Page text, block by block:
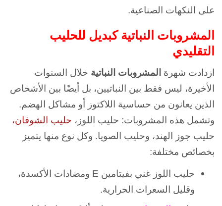
على النكهات الصناعية.
المشروبات النباتية كبديل للحليب
التقليدي
ازدادت شهرة المشروبات النباتية خلال السنوات
الأخيرة، ليس فقط بين النباتيين، بل أيضًا بين الأشخاص
الذين يعانون من حساسية اللاكتوز أو مشاكل الهضم.
وتشمل هذه المشروبات: حليب اللوز، حليب الشوفان،
حليب جوز الهند، وحليب الصويا. وكل نوع منها يتميز
بخصائص مختلفة:
حليب اللوز غني بفيتامين E ومضادات الأكسدة،
وقليل السعرات الحرارية.